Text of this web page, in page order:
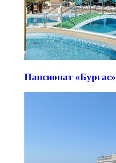
Пансионат «Бургас»